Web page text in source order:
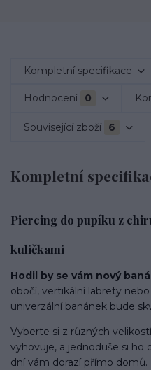
Kompletní specifikace
Hodnocení 0
Související zboží 6
Kompletní
Piercing do pupíku z
kuličkami
Hodil by se vám nový
obočí, vertikální labrety
univerzální banánek bude
Vyberte si z různých
vyhovuje, a jednoduše si ho
dní vám dorazí přímo domů.